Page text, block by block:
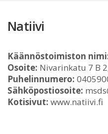
Natiivi
Käännöstoimiston
Osoite: Nivarinkatu 7 B
Puhelinnumero:
Sähköpostiosoite:
Kotisivut: www.natiivi.fi